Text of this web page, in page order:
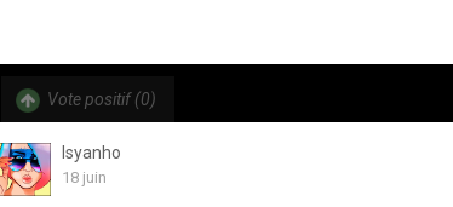
Vote positif(0)
Isyanho
18 juin